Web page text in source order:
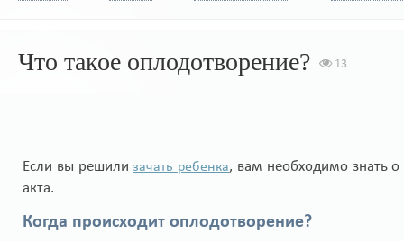
Что такое оплодотворение? 13
Если вы решилизачать ребенка, вам необходимо знать
акта.
Когда происходит оплодотворение?